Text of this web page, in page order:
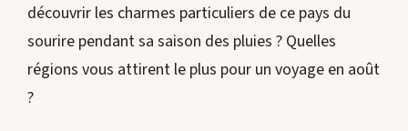
découvrir les charmes particuliers de ce pays du
sourire pendant sa saison des pluies ? Quelles
régions vous attirent le plus pour un voyage en août
?